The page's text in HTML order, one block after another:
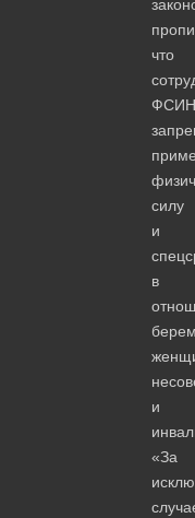
что
ФСИН
силу
и
в
и
«За